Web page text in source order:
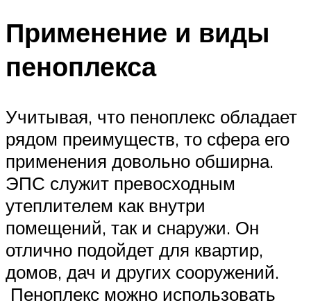
Применение и виды
пеноплекса
Учитывая, что пеноплекс обладает
рядом преимуществ, то сфера его
применения довольно обширна.
ЭПС служит превосходным
утеплителем как внутри
помещений, так и снаружи. Он
отлично подойдет для квартир,
домов, дач и других сооружений.
Пеноплекс можно использовать